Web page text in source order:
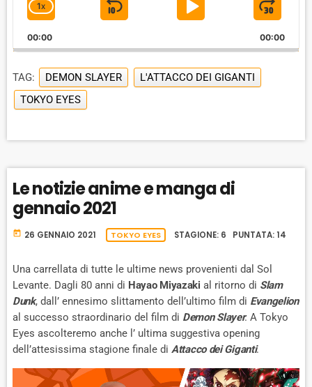
a
e
r
C
A
N
G
E
P
L
Y
A
K
R
T
1X
S
I
P
B
W
A
R
D
P
A
Y
P
E
J
U
M
A
00:00 00:00
TAG: DEMON SLAYER
L'ATTACCO DEI GIGANTI
TOKYO EYES
Le notizie anime e manga di
gennaio 2021
today 26 GENNAIO 2021 TOKYO EYES STAGIONE: 6 PUNTATA: 14
Una carrellata di tutte le ultime news provenienti dal Sol
Levante. Dagli 80 anni di Hayao Miyazaki al ritorno di Slam
Dunk, dall’ ennesimo slittamento dell’ultimo film di Evangelion
al successo straordinario del film di Demon Slayer. A Tokyo
Eyes ascolteremo anche l’ ultima suggestiva opening
dell’attesissima stagione finale di Attacco dei Giganti.